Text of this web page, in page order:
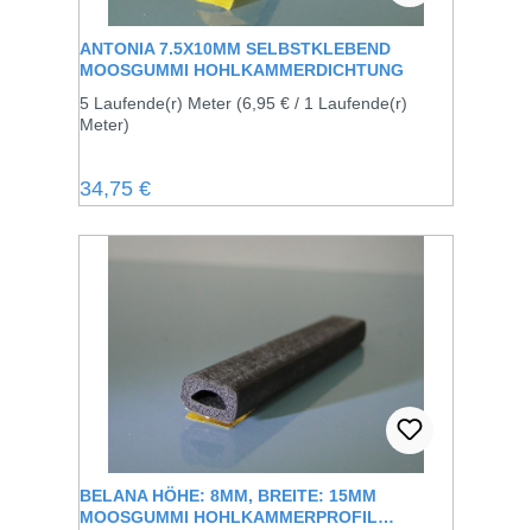
ANTONIA 7.5X10MM SELBSTKLEBEND
MOOSGUMMI HOHLKAMMERDICHTUNG
5 Laufende(r) Meter (6,95 € / 1 Laufende(r)
Meter)
Regulärer Preis:
34,75 €
BELANA HÖHE: 8MM, BREITE: 15MM
MOOSGUMMI HOHLKAMMERPROFIL